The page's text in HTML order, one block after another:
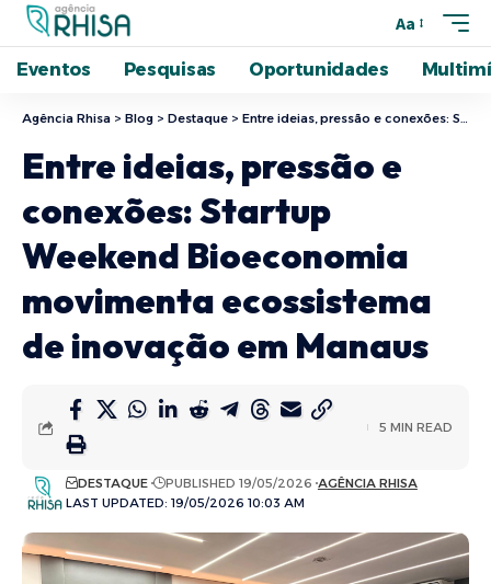
Aa
Eventos Pesquisas Oportunidades
Agência Rhisa > Blog > Destaque > Entre ideias, pressão e conexões: Startup Weekend Bioeconomia movimenta ecossistema de inovação em Manaus
Entre ideias, pressão e
conexões: Startup
Weekend Bioeconomia
movimenta ecossistema
de inovação em Manaus
LAST UPDATED: 19/05/2026 10:03 AM
DESTAQUE PUBLISHED 19/05/2026 AGÊNCIA RHISA
5 MIN READ